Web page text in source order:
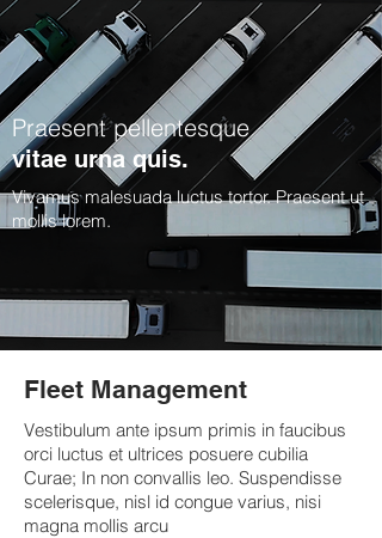
Praesent pellentesque
vitae urna quis.
Vivamus malesuada luctus tortor. Praesent ut
mollis lorem.
Fleet Management
Vestibulum ante ipsum primis in faucibus
orci luctus et ultrices posuere cubilia
Curae; In non convallis leo. Suspendisse
scelerisque, nisl id congue varius, nisi
magna mollis arcu